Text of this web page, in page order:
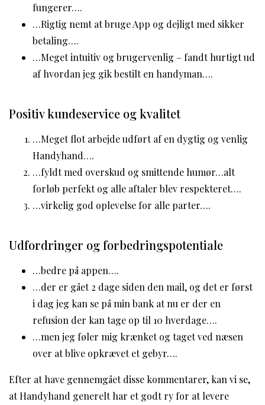
fungerer….
…Rigtig nemt at bruge App og dejligt med sikker
betaling….
…Meget intuitiv og brugervenlig – fandt hurtigt ud
af hvordan jeg gik bestilt en handyman….
Positiv kundeservice og kvalitet
…Meget flot arbejde udført af en dygtig og venlig
Handyhand….
…fyldt med overskud og smittende humør…alt
forløb perfekt og alle aftaler blev respekteret….
…virkelig god oplevelse for alle parter….
Udfordringer og forbedringspotentiale
…bedre på appen….
…der er gået 2 dage siden den mail, og det er først
i dag jeg kan se på min bank at nu er der en
refusion der kan tage op til 10 hverdage….
…men jeg føler mig krænket og taget ved næsen
over at blive opkrævet et gebyr….
Efter at have gennemgået disse kommentarer, kan vi se,
at Handyhand generelt har et godt ry for at levere